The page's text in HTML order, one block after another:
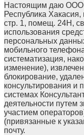
Настоящим даю ООО
Республика
стр. 1, помещ. 24Н,
использования
персональных
мобильного
систематизация,
изменение),
блокирование,
консультирования
системах
деятельности путем
участием
(привязанные к
почту.